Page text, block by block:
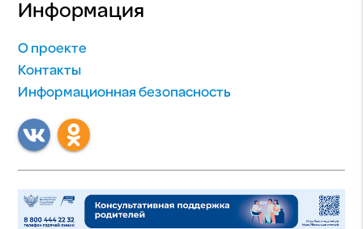
Информация
О проекте
Контакты
Информационная безопасность